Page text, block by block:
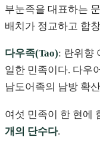
부눈족을 대표하는
배치가 정교하고 합
다우족(Tao): 란위향
일한 민족이다. 다우
남도어족의 남방 확
여섯 민족이 한 현에
개의 단수다.